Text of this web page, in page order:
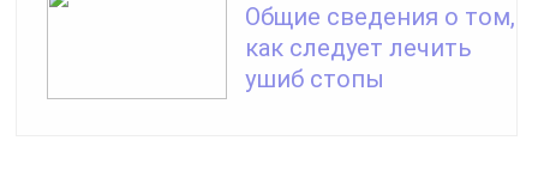
Общие сведения о том,
как следует лечить
ушиб стопы